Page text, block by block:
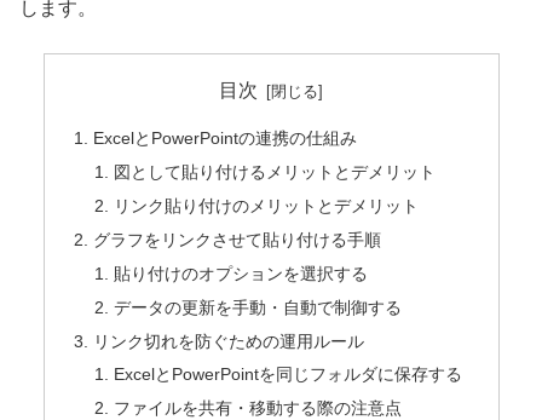
します。
目次
ExcelとPowerPointの連携の仕組み
図として貼り付けるメリットとデメリット
リンク貼り付けのメリットとデメリット
グラフをリンクさせて貼り付ける手順
貼り付けのオプションを選択する
データの更新を手動・自動で制御する
リンク切れを防ぐための運用ルール
ExcelとPowerPointを同じフォルダに保存する
ファイルを共有・移動する際の注意点